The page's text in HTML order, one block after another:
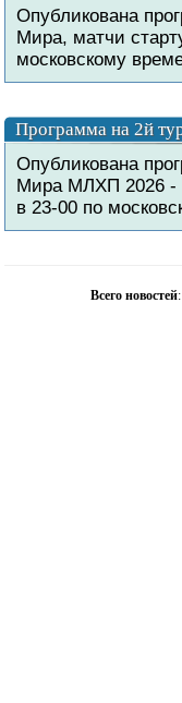
Опубликована
Мира, матчи
московскому
Программа на 2й
Опубликована
Мира МЛХП 2026 -
в 23-00 по
Всего новостей: